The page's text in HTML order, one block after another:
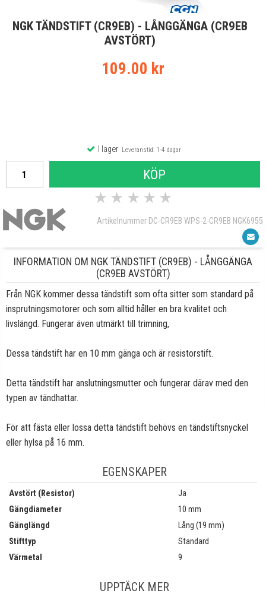
NGK TÄNDSTIFT (CR9EB) - LÅNGGÄNGA (CR9EB
AVSTÖRT)
109.00 kr
I lagerLeveranstid: 1-4 dagar
KÖP
★ ★ ★ ★ ★
Artikelnummer DC-CR9EB WPS-2-CR9EB NGK6955
INFORMATION OM NGK TÄNDSTIFT (CR9EB) - LÅNGGÄNGA
(CR9EB AVSTÖRT)
Från NGK kommer dessa tändstift som ofta sitter som standard på
insprutningsmotorer och som alltid håller en bra kvalitet och
livslängd. Fungerar även utmärkt till trimning,
Dessa tändstift har en 10 mm gänga och är resistorstift.
Detta tändstift har anslutningsmutter och fungerar därav med den
typen av tändhattar.
För att fästa eller lossa detta tändstift behövs en tändstiftsnyckel
eller hylsa på 16 mm.
EGENSKAPER
Avstört (Resistor)
Ja
Gängdiameter
10 mm
Gänglängd
Lång (19 mm)
Stifttyp
Standard
Värmetal
9
UPPTÄCK MER